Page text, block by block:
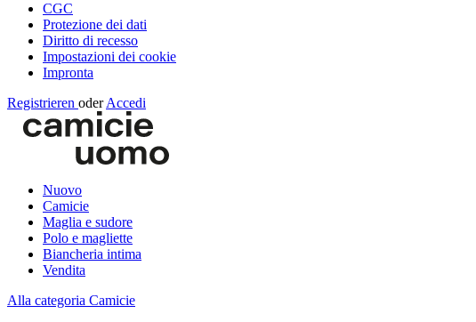
CGC
Protezione dei dati
Diritto di recesso
Impostazioni dei cookie
Impronta
Registrieren oder Accedi
Nuovo
Camicie
Maglia e sudore
Polo e magliette
Biancheria intima
Vendita
Alla categoria Camicie